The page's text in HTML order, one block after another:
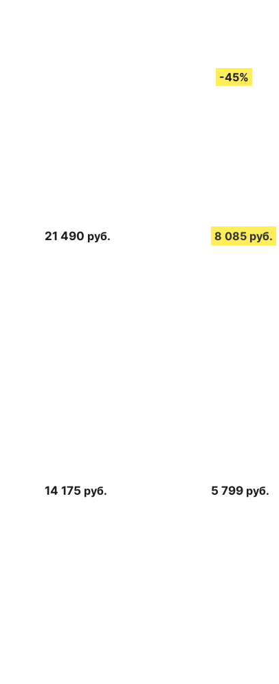
21 490 руб. 8 085 руб.
14 175 руб. 5 799 руб.